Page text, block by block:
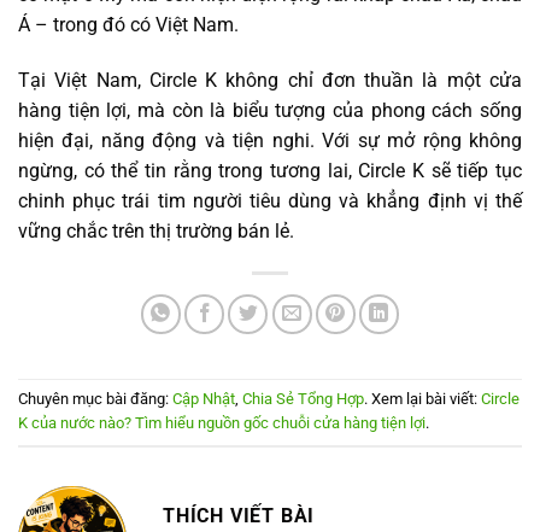
Á – trong đó có Việt Nam.
Tại Việt Nam, Circle K không chỉ đơn thuần là một cửa
hàng tiện lợi, mà còn là biểu tượng của phong cách sống
hiện đại, năng động và tiện nghi. Với sự mở rộng không
ngừng, có thể tin rằng trong tương lai, Circle K sẽ tiếp tục
chinh phục trái tim người tiêu dùng và khẳng định vị thế
vững chắc trên thị trường bán lẻ.
Chuyên mục bài đăng: Cập Nhật, Chia Sẻ Tổng Hợp. Xem lại bài viết: Circle
K của nước nào? Tìm hiểu nguồn gốc chuỗi cửa hàng tiện lợi.
THÍCH VIẾT BÀI